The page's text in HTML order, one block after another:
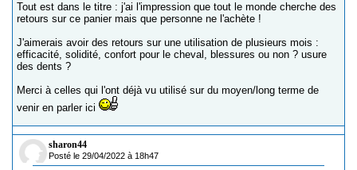
Tout est dans le titre : j'ai l'impression que tout le monde cherche des
retours sur ce panier mais que personne ne l'achète !
J'aimerais avoir des retours sur une utilisation de plusieurs mois :
efficacité, solidité, confort pour le cheval, blessures ou non ? usure
des dents ?
Merci à celles qui l'ont déjà vu utilisé sur du moyen/long terme de
venir en parler ici
sharon44
Posté le 29/04/2022 à 18h47